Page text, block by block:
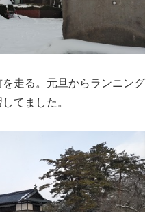
走る。元旦からランニング
てました。